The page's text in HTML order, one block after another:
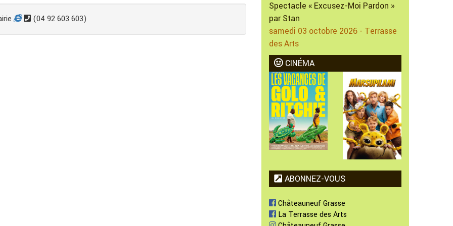
(04 92 603 603)
Spectacle « Excusez-Moi Pardon »
par Stan
samedi 03 octobre 2026 - Terrasse
des Arts
CINÉMA
ABONNEZ-VOUS
Châteauneuf Grasse
La Terrasse des Arts